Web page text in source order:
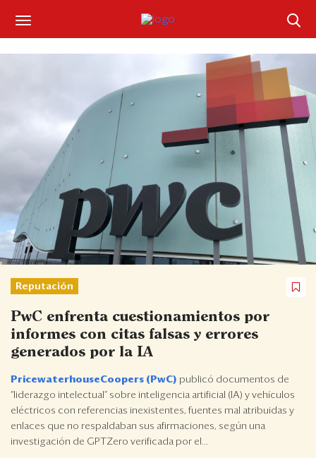
Suscríbase
Portada
¿Qué está pasando?
Sectores y Empresas
Management
Economía y Finanzas
Legal y Política
Eventos
Blogs
Ranking CEO
Edición Impresa
Reputación
PwC enfrenta cuestionamientos por
informes con citas falsas y errores
generados por la IA
PricewaterhouseCoopers (PwC) publicó documentos de
“liderazgo intelectual” sobre inteligencia artificial (IA) y vehículos
eléctricos con referencias inexistentes, fuentes mal atribuidas y
enlaces que no respaldaban sus afirmaciones, según una
investigación de GPTZero verificada por el...